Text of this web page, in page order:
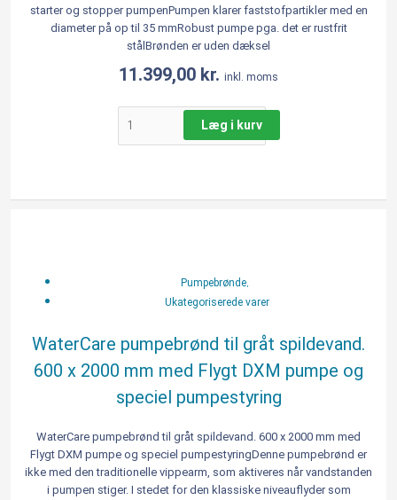
starter og stopper pumpenPumpen klarer faststofpartikler med en
diameter på op til 35 mmRobust pumpe pga. det er rustfrit
stålBrønden er uden dæksel
11.399,00 kr. inkl. moms
Læg i kurv
Pumpebrønde,
Ukategoriserede varer
WaterCare pumpebrønd til gråt spildevand.
600 x 2000 mm med Flygt DXM pumpe og
speciel pumpestyring
WaterCare pumpebrønd til gråt spildevand. 600 x 2000 mm med
Flygt DXM pumpe og speciel pumpestyringDenne pumpebrønd er
ikke med den traditionelle vippearm, som aktiveres når vandstanden
i pumpen stiger. I stedet for den klassiske niveauflyder som
spildevand.
2000
mm
med
Flygt
DXM
pumpe
og
speciel